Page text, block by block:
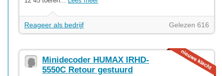
Reageer als bedrijf Gelezen 616
Minidecoder HUMAX IRHD-
5550C Retour gestuurd